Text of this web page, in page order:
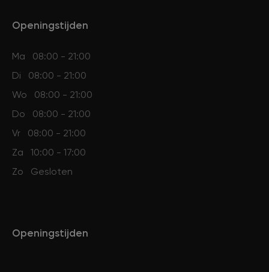
Openingstijden
Ma
08:00 - 21:00
Di
08:00 - 21:00
Wo
08:00 - 21:00
Do
08:00 - 21:00
Vr
08:00 - 21:00
Za
10:00 - 17:00
Zo
Gesloten
Openingstijden